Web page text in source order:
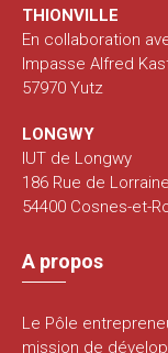
THIONVILLE
En collaboration
Impasse Alfred
57970 Yutz
LONGWY
IUT de Longwy
186 Rue de Lorraine
54400 Cosnes-et-
A propos
Le Pôle
mission de